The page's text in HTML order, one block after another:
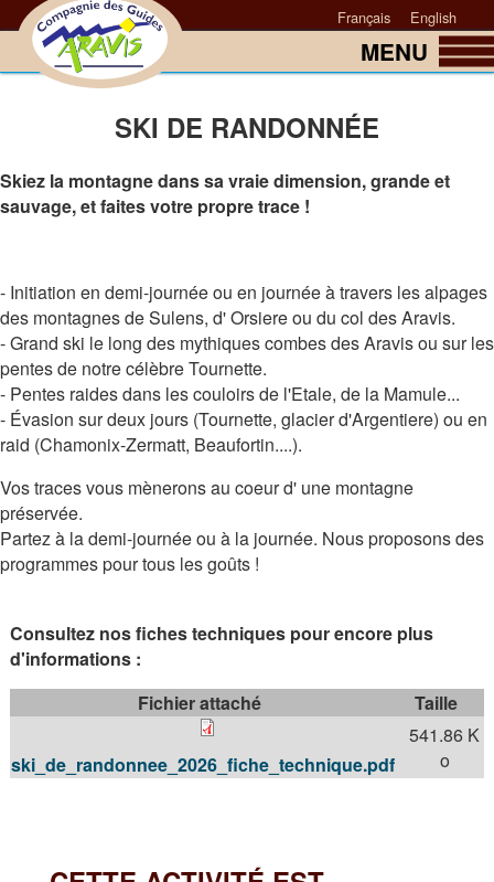
Aller au contenu principal Français English
MENU
Vous êtes iciSKI DE RANDONNÉE
Skiez la montagne dans sa vraie dimension, grande et
sauvage, et faites votre propre trace !
- Initiation en demi-journée ou en journée à travers les alpages
des montagnes de Sulens, d' Orsiere ou du col des Aravis.
- Grand ski le long des mythiques combes des Aravis ou sur les
pentes de notre célèbre Tournette.
- Pentes raides dans les couloirs de l'Etale, de la Mamule...
- Évasion sur deux jours (Tournette, glacier d'Argentiere) ou en
raid (Chamonix-Zermatt, Beaufortin....).
Vos traces vous mènerons au coeur d' une montagne
préservée.
Partez à la demi-journée ou à la journée. Nous proposons des
programmes pour tous les goûts !
Consultez nos fiches techniques pour encore plus
d'informations :
Fichier attaché
Taille
ski_de_randonnee_2026_fiche_technique.pdf
541.86 K
o